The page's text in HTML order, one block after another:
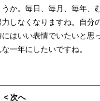
うか。毎日、毎月、毎年、
力しなくなりますね。自分
にはいい表情でいたいと思
な一年にしたいですね。
< 次へ